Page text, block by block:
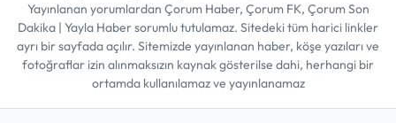
Yayınlanan yorumlardan Çorum Haber, Çorum FK, Çorum Son
Dakika | Yayla Haber sorumlu tutulamaz. Sitedeki tüm harici linkler
ayrı bir sayfada açılır. Sitemizde yayınlanan haber, köşe yazıları ve
fotoğraflar izin alınmaksızın kaynak gösterilse dahi, herhangi bir
ortamda kullanılamaz ve yayınlanamaz